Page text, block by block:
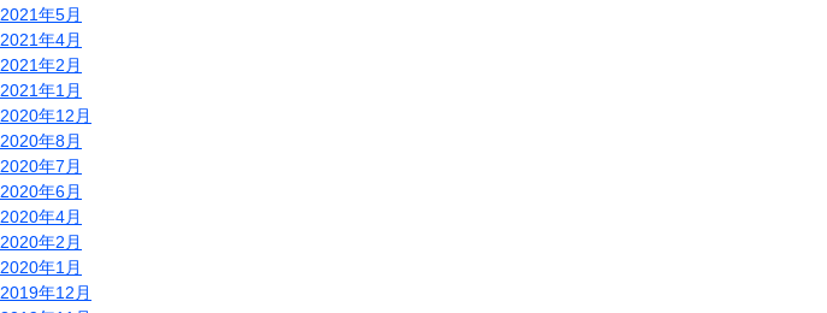
2021年5月
2021年4月
2021年2月
2021年1月
2020年12月
2020年8月
2020年7月
2020年6月
2020年4月
2020年2月
2020年1月
2019年12月